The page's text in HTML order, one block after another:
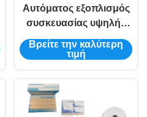
Αυτόματος εξοπλισμός
συσκευασίας υψηλής
ταχύτητας μηχανών
συσκευασίας
μπαμπού 1.2kw
Βρείτε την καλύτερη
τιμή